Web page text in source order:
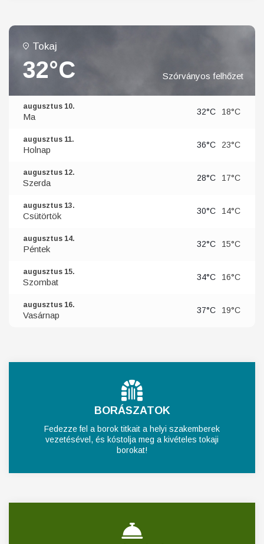
Tokaj
32°C Szórványos felhőzet
augusztus 10.
Ma 32°C 18°C
augusztus 11.
Holnap 36°C 23°C
augusztus 12.
Szerda 28°C 17°C
augusztus 13.
Csütörtök 30°C 14°C
augusztus 14.
Péntek 32°C 15°C
augusztus 15.
Szombat 34°C 16°C
augusztus 16.
Vasárnap 37°C 19°C
BORÁSZATOK
Fedezze fel a borok titkait a helyi szakemberek
vezetésével, és kóstolja meg a kivételes tokaji
borokat!